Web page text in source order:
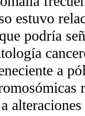
estuvo
podría
a